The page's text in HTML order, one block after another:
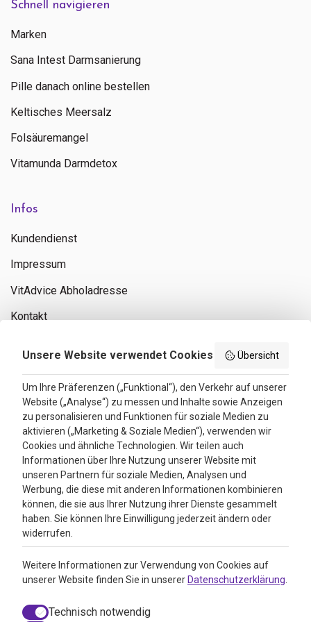
Kontaktieren Sie uns
+ 31 (0)85 13 00 990
Mo - Fr: 09:00 - 16:00
Schnell navigieren
Marken
Sana Intest Darmsanierung
Pille danach online bestellen
Keltisches Meersalz
Folsäuremangel
Vitamunda Darmdetox
Infos
Kundendienst
Impressum
VitAdvice Abholadresse
Kontakt
Bewertungen
4.3
Google Reviews
Unsere Website verwendet Cookies Übersicht
Um Ihre Präferenzen („Funktional“), den Verkehr auf unserer
Website („Analyse“) zu messen und Inhalte sowie Anzeigen
zu personalisieren und Funktionen für soziale Medien zu
aktivieren („Marketing & Soziale Medien“), verwenden wir
Cookies und ähnliche Technologien. Wir teilen auch
Informationen über Ihre Nutzung unserer Website mit
unseren Partnern für soziale Medien, Analysen und
Werbung, die diese mit anderen Informationen kombinieren
können, die sie aus Ihrer Nutzung ihrer Dienste gesammelt
haben. Sie können Ihre Einwilligung jederzeit ändern oder
widerrufen.
Weitere Informationen zur Verwendung von Cookies auf
unserer Website finden Sie in unserer Datenschutzerklärung
Technisch notwendig